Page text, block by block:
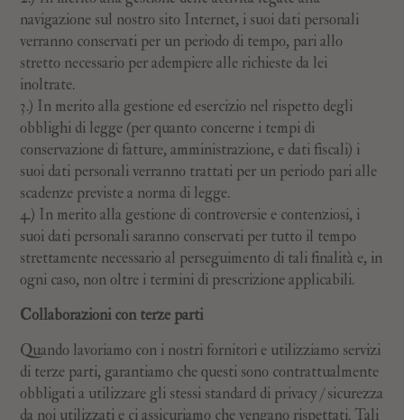
navigazione sul nostro sito Internet, i suoi dati personali
verranno conservati per un periodo di tempo, pari allo
stretto necessario per adempiere alle richieste da lei
inoltrate.
3.) In merito alla gestione ed esercizio nel rispetto degli
obblighi di legge (per quanto concerne i tempi di
conservazione di fatture, amministrazione, e dati fiscali) i
suoi dati personali verranno trattati per un periodo pari alle
scadenze previste a norma di legge.
4.) In merito alla gestione di controversie e contenziosi, i
suoi dati personali saranno conservati per tutto il tempo
strettamente necessario al perseguimento di tali finalità e, in
ogni caso, non oltre i termini di prescrizione applicabili.
Collaborazioni con terze parti
Quando lavoriamo con i nostri fornitori e utilizziamo servizi
di terze parti, garantiamo che questi sono contrattualmente
obbligati a utilizzare gli stessi standard di privacy / sicurezza
da noi utilizzati e ci assicuriamo che vengano rispettati. Tali